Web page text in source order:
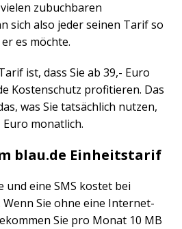
zubuchbaren
sich also jeder seinen Tarif so
es möchte.
ist, dass Sie ab 39,- Euro
Kostenschutz profitieren. Das
was Sie tatsächlich nutzen,
monatlich.
blau.de Einheitstarif
und eine SMS kostet bei
Wenn Sie ohne eine Internet-
Sie pro Monat 10 MB